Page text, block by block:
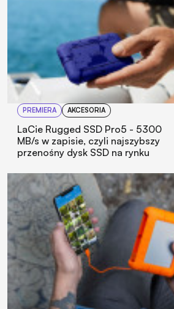
PREMIERA AKCESORIA
LaCie Rugged SSD Pro5 - 5300
MB/s w zapisie, czyli najszybszy
przenośny dysk SSD na rynku